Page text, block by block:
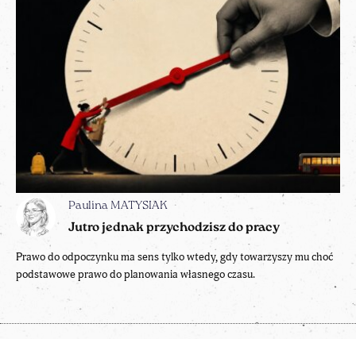
Paulina MATYSIAK
Jutro jednak przychodzisz do pracy
Prawo do odpoczynku ma sens tylko wtedy, gdy towarzyszy mu choć
podstawowe prawo do planowania własnego czasu.